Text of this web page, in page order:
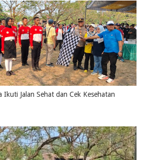
Ikuti Jalan Sehat dan Cek Kesehatan